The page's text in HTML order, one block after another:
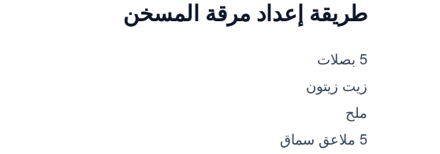
طريقة إعداد مرقة المسخن
5 بصلات
زيت زيتون
ملح
5 ملاعق سماق